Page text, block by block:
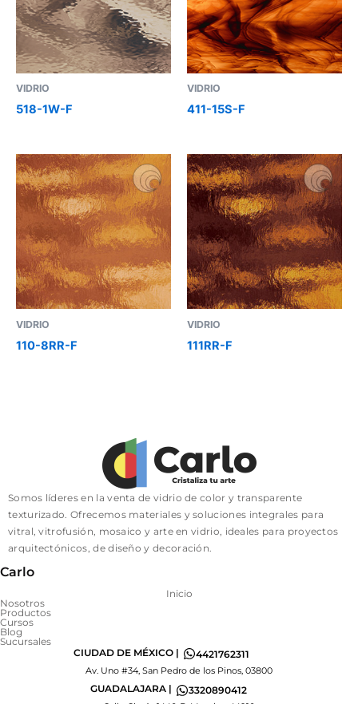
VIDRIO
518-1W-F
VIDRIO
411-15S-F
VIDRIO
110-8RR-F
VIDRIO
111RR-F
Somos líderes en la venta de vidrio de color y transparente
texturizado. Ofrecemos materiales y soluciones integrales para
vitral, vitrofusión, mosaico y arte en vidrio, ideales para proyectos
arquitectónicos, de diseño y decoración.
Carlo
Inicio
Nosotros
Productos
Cursos
Blog
Sucursales
CIUDAD DE MÉXICO |
4421762311
Av. Uno #34, San Pedro de los Pinos, 03800
GUADALAJARA | 3320890412